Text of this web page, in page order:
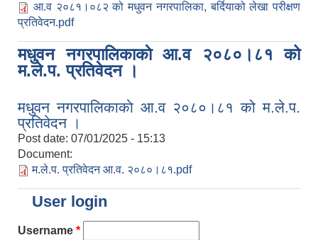
आ.व २०८१।०८२ को मधुवन नगरपालिका, बर्दियाको लेखा परीक्षण
प्रतिवेदन.pdf
मधुवन नगरपालिकाकाे आ.व २०८०।८१ को
म.ले.प. प्रतिवेदन ।
मधुवन नगरपालिकाकाे आ.व २०८०।८१ को म.ले.प.
प्रतिवेदन ।
Post date: 07/01/2025 - 15:13
Document:
म.ले.प. प्रतिवेदन आ.व. २०८०।८१.pdf
User login
Username *